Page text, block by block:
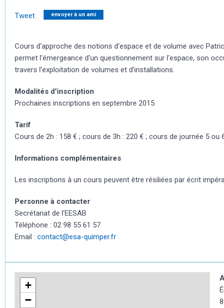
Tweet envoyer à un ami
Cours d'approche des notions d'espace et de volume avec
permet l'émergeance d'un questionnement sur l'espace, son
travers l'exploitation de volumes et d'installations.
Modalités d'inscription
Prochaines inscriptions en septembre 2015
Tarif
Cours de 2h : 158 € ; cours de 3h : 220 € ; cours de journée 5 ou
Informations complémentaires
Les inscriptions à un cours peuvent être résiliées par écrit
Personne à contacter
Secrétariat de l'EESAB
Téléphone : 02 98 55 61 57
Email : contact@esa-quimper.fr
+
−